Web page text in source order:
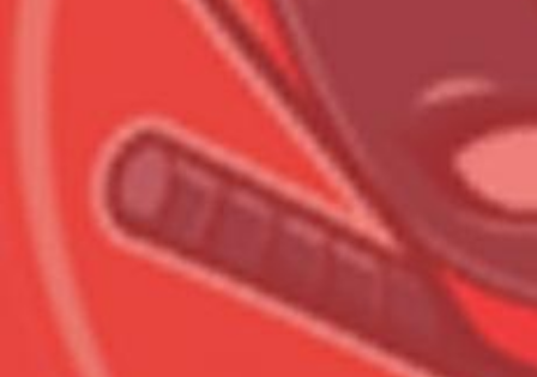
Всего позиций в корзине
Всего товара в корзине
Сумма к оплате (без